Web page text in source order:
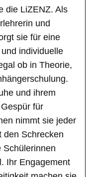
die LiZENZ. Als
und
sie für eine
individuelle
ob in Theorie,
und ihrem
für
nimmt sie jeder
den Schrecken
Schülerinnen
Ihr Engagement